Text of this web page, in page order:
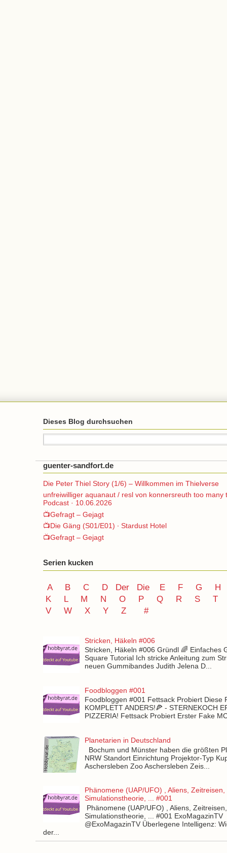
Dieses Blog durchsuchen
guenter-sandfort.de
Die Peter Thiel Story (1/6) – Willkommen im Thielverse
unfreiwilliger aquanaut / resl von konnersreuth too many
Podcast · 10.06.2026
📺Gefragt – Gejagt
📺Die Gäng (S01/E01) ∙ Stardust Hotel
📺Gefragt – Gejagt
Serien kucken
A B C D Der Die E F G
H
K
L M N O P Q R S
T
V
W X Y Z #
Stricken, Häkeln #006
Stricken, Häkeln #006 Gründl 🌈 Einfaches
Square Tutorial Ich stricke Anleitung zum
neuen Gummibandes Judith Jelena D...
Foodbloggen #001
Foodbloggen #001 Fettsack Probiert Diese
KOMPLETT ANDERS!🍕 - STERNEKOCH
PIZZERIA! Fettsack Probiert Erster Fake
Planetarien in Deutschland
Bochum und Münster haben die größten
NRW Standort Einrichtung Projektor-Typ
Aschersleben Zoo Aschersleben Zeis...
Phänomene (UAP/UFO) , Aliens, Zeitreisen,
Simulationstheorie, ... #001
Phänomene (UAP/UFO) , Aliens, Zeitreisen,
Simulationstheorie, ... #001 ExoMagazinTV
@ExoMagazinTV Überlegene Intelligenz:
der...